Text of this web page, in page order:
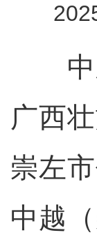
中新
广西
崇左
中越